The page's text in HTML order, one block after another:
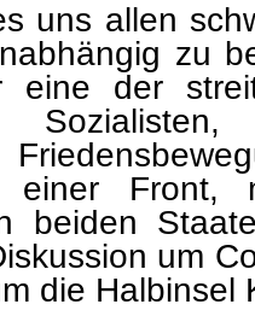
uns allen
zu
eine der
einer Front,
beiden
um
die Halbinsel